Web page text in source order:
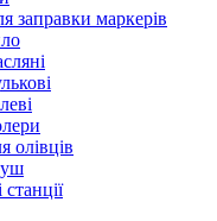
заправки маркерів
олівців